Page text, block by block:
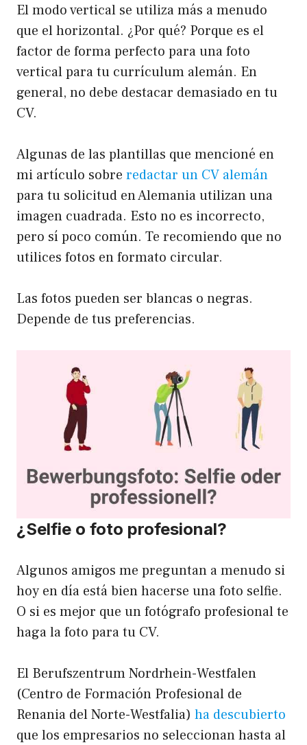
El modo vertical se utiliza más a menudo
que el horizontal. ¿Por qué? Porque es el
factor de forma perfecto para una foto
vertical para tu currículum alemán. En
general, no debe destacar demasiado en tu
CV.
Algunas de las plantillas que mencioné en
mi artículo sobre redactar un CV alemán
para tu solicitud en Alemania utilizan una
imagen cuadrada. Esto no es incorrecto,
pero sí poco común. Te recomiendo que no
utilices fotos en formato circular.
Las fotos pueden ser blancas o negras.
Depende de tus preferencias.
¿Selfie o foto profesional?
Algunos amigos me preguntan a menudo si
hoy en día está bien hacerse una foto selfie.
O si es mejor que un fotógrafo profesional te
haga la foto para tu CV.
El Berufszentrum Nordrhein-Westfalen
(Centro de Formación Profesional de
Renania del Norte-Westfalia) ha descubierto
que los empresarios no seleccionan hasta al